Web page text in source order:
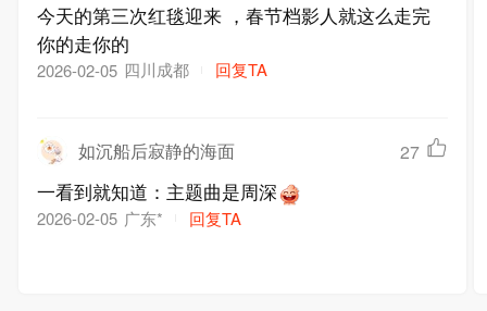
今天的第三次红毯迎来 ，春节档影人就这么走完
你的走你的
2026-02-05 四川成都 回复TA
如沉船后寂静的海面 27
一看到就知道：主题曲是周深
2026-02-05 广东* 回复TA